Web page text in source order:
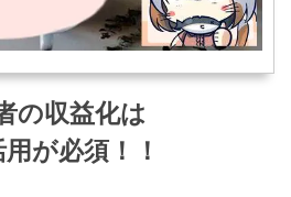
の収益化は
が必須！！